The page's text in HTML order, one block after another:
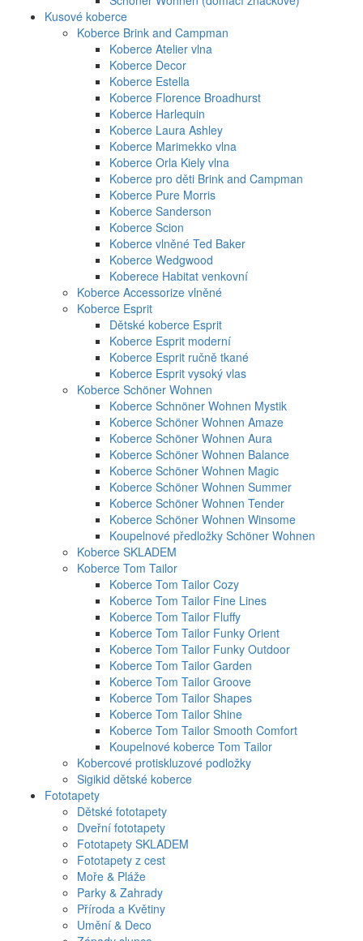
Kusové koberce
Koberce Brink and Campman
Koberce Atelier vlna
Koberce Decor
Koberce Estella
Koberce Florence Broadhurst
Koberce Harlequin
Koberce Laura Ashley
Koberce Marimekko vlna
Koberce Orla Kiely vlna
Koberce pro děti Brink and Campman
Koberce Pure Morris
Koberce Sanderson
Koberce Scion
Koberce vlněné Ted Baker
Koberce Wedgwood
Koberece Habitat venkovní
Koberce Accessorize vlněné
Koberce Esprit
Dětské koberce Esprit
Koberce Esprit moderní
Koberce Esprit ručně tkané
Koberce Esprit vysoký vlas
Koberce Schöner Wohnen
Koberce Schnöner Wohnen Mystik
Koberce Schöner Wohnen Amaze
Koberce Schöner Wohnen Aura
Koberce Schöner Wohnen Balance
Koberce Schöner Wohnen Magic
Koberce Schöner Wohnen Summer
Koberce Schöner Wohnen Tender
Koberce Schöner Wohnen Winsome
Koupelnové předložky Schöner Wohnen
Koberce SKLADEM
Koberce Tom Tailor
Koberce Tom Tailor Cozy
Koberce Tom Tailor Fine Lines
Koberce Tom Tailor Fluffy
Koberce Tom Tailor Funky Orient
Koberce Tom Tailor Funky Outdoor
Koberce Tom Tailor Garden
Koberce Tom Tailor Groove
Koberce Tom Tailor Shapes
Koberce Tom Tailor Shine
Koberce Tom Tailor Smooth Comfort
Koupelnové koberce Tom Tailor
Kobercové protiskluzové podložky
Sigikid dětské koberce
Fototapety
Dětské fototapety
Dveřní fototapety
Fototapety SKLADEM
Fototapety z cest
Moře & Pláže
Parky & Zahrady
Příroda a Květiny
Umění & Deco